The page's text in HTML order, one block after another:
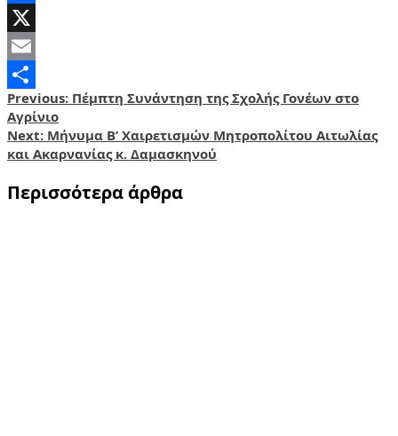
Facebook
X
Email
Share
Post
navigation
Previous: Πέμπτη Συνάντηση της Σχολής Γονέων στο
Αγρίνιο
Next: Μήνυμα Β’ Χαιρετισμών Μητροπολίτου Αιτωλίας
και Ακαρνανίας κ. Δαμασκηνού
Περισσότερα άρθρα